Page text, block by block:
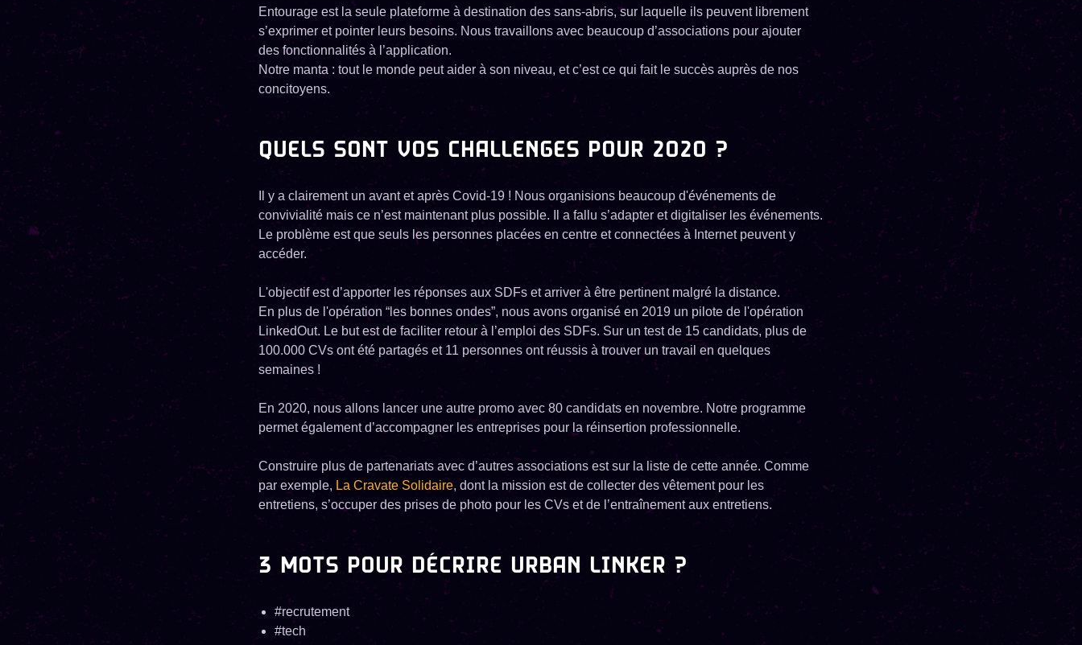
Entourage est la seule plateforme à destination des sans-abris, sur laquelle ils peuvent librement
s’exprimer et pointer leurs besoins. Nous travaillons avec beaucoup d’associations pour ajouter
des fonctionnalités à l’application.
​Notre manta : tout le monde peut aider à son niveau, et c’est ce qui fait le succès auprès de nos
concitoyens.
QUELS SONT VOS CHALLENGES POUR 2020 ?
Il y a clairement un avant et après Covid-19 ! Nous organisions beaucoup d'événements de
convivialité mais ce n’est maintenant plus possible. Il a fallu s’adapter et digitaliser les événements.
Le problème est que seuls les personnes placées en centre et connectées à Internet peuvent y
accéder.
L'objectif est d’apporter les réponses aux SDFs et arriver à être pertinent malgré la distance.
En plus de l'opération “les bonnes ondes”, nous avons organisé en 2019 un pilote de l'opération
LinkedOut. Le but est de faciliter retour à l’emploi des SDFs. Sur un test de 15 candidats, plus de
100.000 CVs ont été partagés et 11 personnes ont réussis à trouver un travail en quelques
semaines !
En 2020, nous allons lancer une autre promo avec 80 candidats en novembre. Notre programme
permet également d’accompagner les entreprises pour la réinsertion professionnelle.
Construire plus de partenariats avec d’autres associations est sur la liste de cette année. Comme
par exemple, La Cravate Solidaire, dont la mission est de collecter des vêtement pour les
entretiens, s’occuper des prises de photo pour les CVs et de l’entraînement aux entretiens.
3 MOTS POUR DÉCRIRE URBAN LINKER ?
#recrutement
#tech